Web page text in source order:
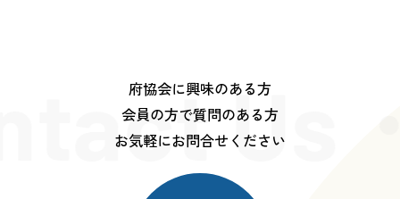
Us
府協会に興味のある方
会員の方で質問のある方
お気軽にお問合せください